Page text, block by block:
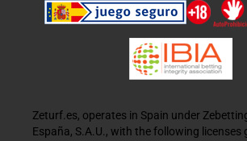
Zeturf.es, operates in Spain under
España, S.A.U., with the following licenses